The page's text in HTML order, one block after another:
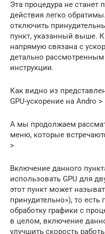
Эта процедура не станет
действия легко
отключить
пункт, указанный выше.
напрямую связана с
детально
инструкции.
Как видно из
GPU-ускорение на Andro >
А мы продолжаем
меню, которые
>
Включение данного
использовать GPU для
этот пункт может
принудительно»), то
обработку графики с
в целом, включение
улучшить скорость